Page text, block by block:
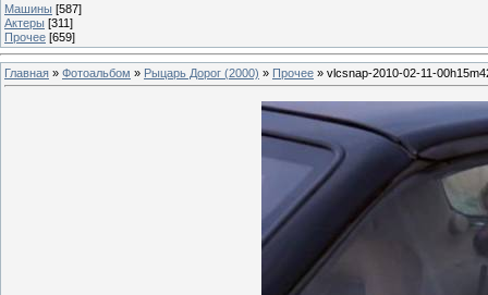
Машины [587]
Актеры [311]
Прочее [659]
Главная » Фотоальбом » Рыцарь Дорог (2000) » Прочее » vlcsnap-2010-02-11-